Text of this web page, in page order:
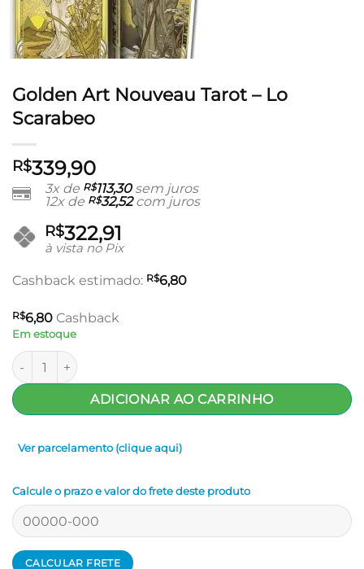
Golden Art Nouveau Tarot – Lo
Scarabeo
R$339,90
3x de R$113,30sem juros
12x de R$32,52com juros
R$322,91
à vista no Pix
Cashback estimado: R$6,80
R$6,80 Cashback
Em estoque
Golden Art Nouveau Tarot - Lo Scarabeo quantidade
ADICIONAR AO CARRINHO
Ver parcelamento (clique aqui)
Calcule o prazo e valor do frete deste produto